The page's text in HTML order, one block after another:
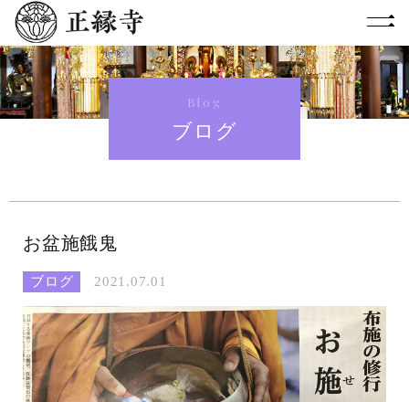
Blog
ブログ
お盆施餓鬼
ブログ 2021.07.01